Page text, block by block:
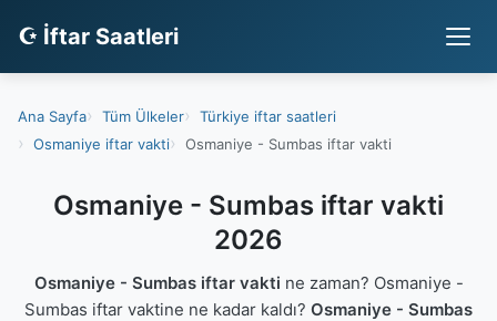
☪ İftar Saatleri
Ana Sayfa Tüm Ülkeler
Türkiye iftar saatleri
Osmaniye iftar vakti
Osmaniye - Sumbas iftar vakti
Osmaniye - Sumbas iftar vakti
2026
Osmaniye - Sumbas iftar vakti ne zaman? Osmaniye -
Sumbas iftar vaktine ne kadar kaldı? Osmaniye - Sumbas